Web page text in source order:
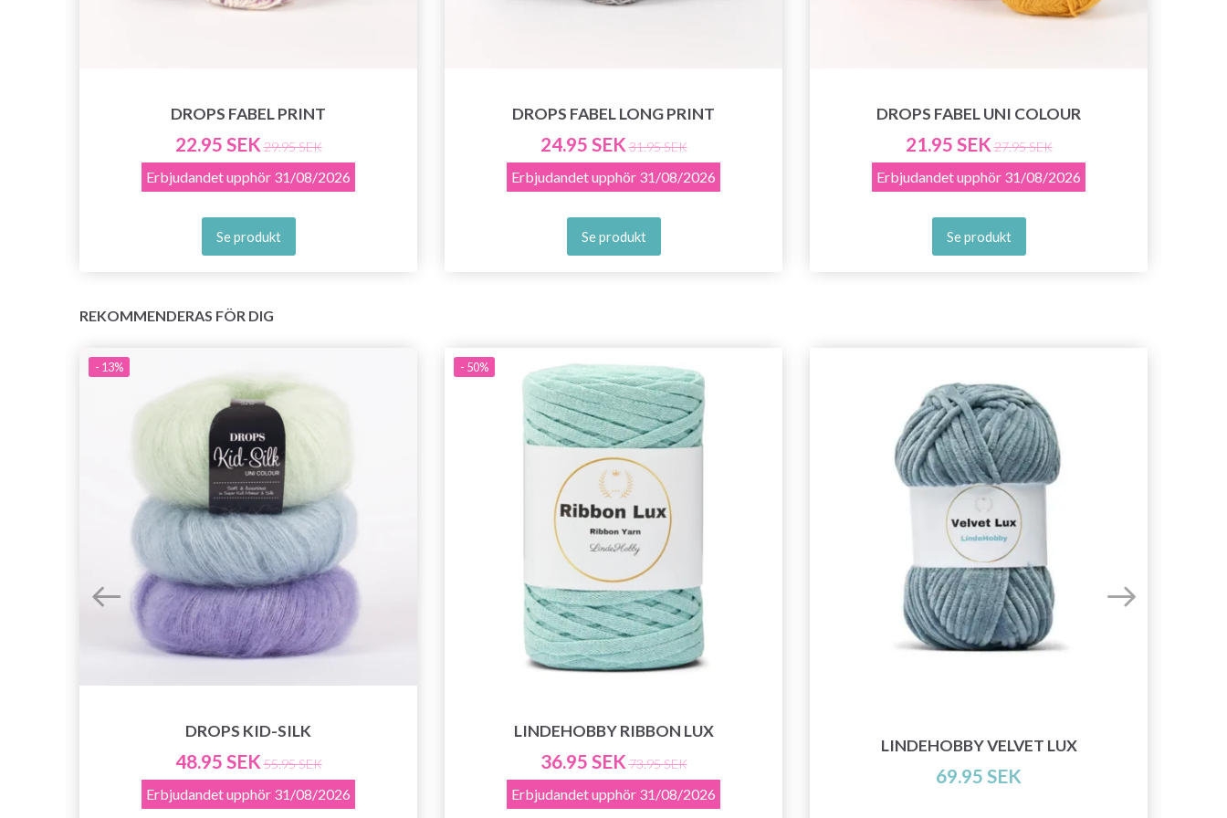
DROPS FABEL PRINT
22.95 SEK 29.95 SEK
Erbjudandet upphör 31/08/2026
Se produkt
DROPS FABEL LONG PRINT
24.95 SEK 31.95 SEK
Erbjudandet upphör 31/08/2026
Se produkt
DROPS FABEL UNI COLOUR
21.95 SEK 27.95 SEK
Erbjudandet upphör 31/08/2026
Se produkt
REKOMMENDERAS FÖR DIG
- 13%
DROPS KID-SILK
48.95 SEK 55.95 SEK
Erbjudandet upphör 31/08/2026
- 50%
LINDEHOBBY RIBBON LUX
36.95 SEK 73.95 SEK
Erbjudandet upphör 31/08/2026
LINDEHOBBY VELVET LUX
69.95 SEK